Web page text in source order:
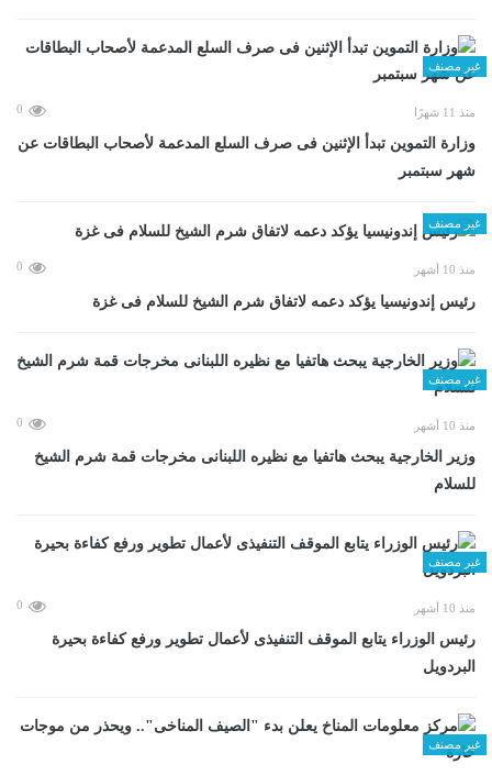
غير مصنف
منذ 11 شهرًا 0
وزارة التموين تبدأ الإثنين فى صرف السلع المدعمة لأصحاب البطاقات عن
شهر سبتمبر
غير مصنف
منذ 10 أشهر 0
رئيس إندونيسيا يؤكد دعمه لاتفاق شرم الشيخ للسلام فى غزة
غير مصنف
منذ 10 أشهر 0
وزير الخارجية يبحث هاتفيا مع نظيره اللبنانى مخرجات قمة شرم الشيخ
للسلام
غير مصنف
منذ 10 أشهر 0
رئيس الوزراء يتابع الموقف التنفيذى لأعمال تطوير ورفع كفاءة بحيرة
البردويل
غير مصنف